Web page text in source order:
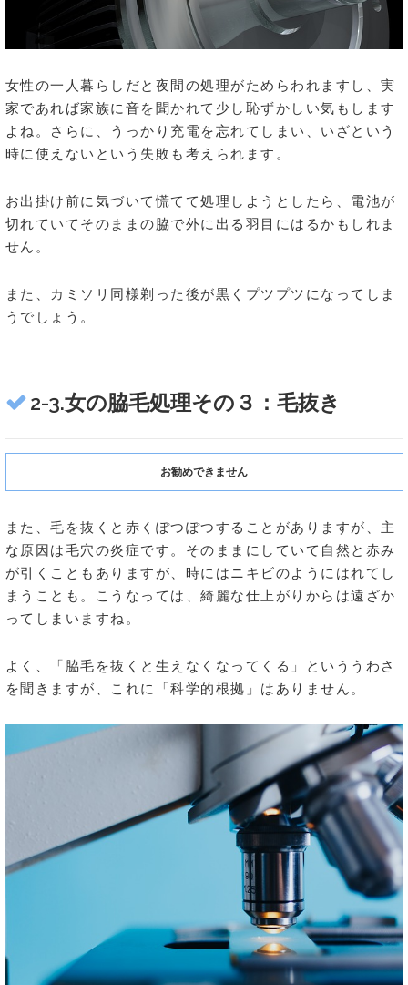
女性の一人暮らしだと夜間の処理がためらわれますし、実
家であれば家族に音を聞かれて少し恥ずかしい気もします
よね。さらに、うっかり充電を忘れてしまい、いざという
時に使えないという失敗も考えられます。
お出掛け前に気づいて慌てて処理しようとしたら、電池が
切れていてそのままの脇で外に出る羽目にはるかもしれま
せん。
また、カミソリ同様剃った後が黒くプツプツになってしま
うでしょう。
2-3.女の脇毛処理その３：毛抜き
お勧めできません
また、毛を抜くと赤くぽつぽつすることがありますが、主
な原因は毛穴の炎症です。そのままにしていて自然と赤み
が引くこともありますが、時にはニキビのようにはれてし
まうことも。こうなっては、綺麗な仕上がりからは遠ざか
ってしまいますね。
よく、「脇毛を抜くと生えなくなってくる」といううわさ
を聞きますが、これに「科学的根拠」はありません。